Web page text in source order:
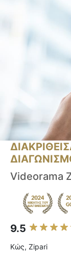
Videorama
9.5
Κώς, Zipari